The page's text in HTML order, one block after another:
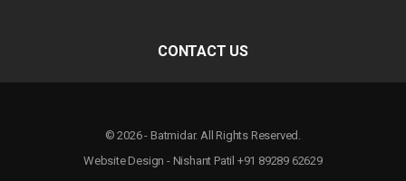
CONTACT US
© 2026 - Batmidar. All Rights Reserved.
Website Design - Nishant Patil +91 89289 62629